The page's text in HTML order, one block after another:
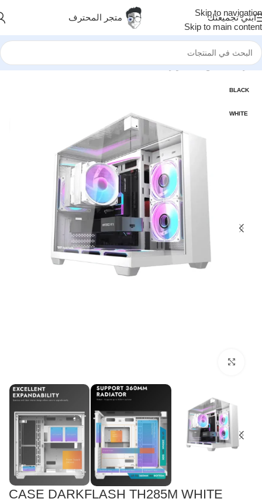
Skip to navigation
Skip to main content
ابني تجميعتك متجر المحترف
الرئيسية/قطع الكمبيوتر/كيسات
BLACK
WHITE
CASE DARKFLASH TH285M WHITE